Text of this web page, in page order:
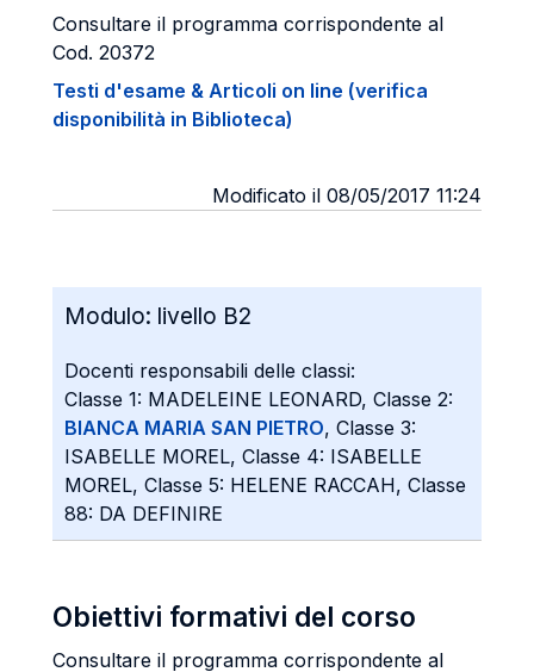
Consultare il programma corrispondente al
Cod. 20372
Testi d'esame & Articoli on line (verifica
disponibilità in Biblioteca)
Modificato il 08/05/2017 11:24
Modulo: livello B2
Docenti responsabili delle classi:
Classe 1: MADELEINE LEONARD, Classe 2:
BIANCA MARIA SAN PIETRO, Classe 3:
ISABELLE MOREL, Classe 4: ISABELLE
MOREL, Classe 5: HELENE RACCAH, Classe
88: DA DEFINIRE
Obiettivi formativi del corso
Consultare il programma corrispondente al